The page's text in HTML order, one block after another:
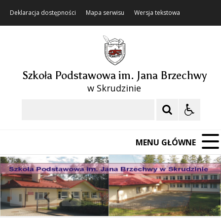
Deklaracja dostępności Mapa serwisu Wersja tekstowa
Szkoła Podstawowa im. Jana Brzechwy
w Skrudzinie
MENU GŁÓWNE
Poprzedni Element
Następny Element
❚❚